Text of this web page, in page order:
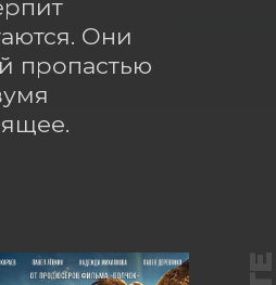
Они
пропастью